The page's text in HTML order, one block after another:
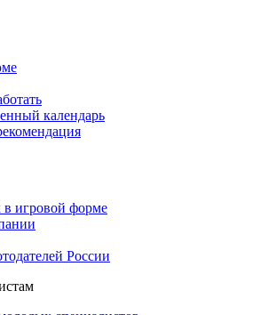
календарь
игровой форме
России